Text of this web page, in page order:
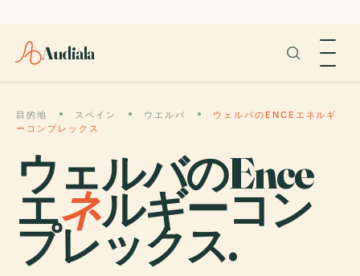
Audiala
目的地 スペイン ウエルバ
ウェルバのENCEエネルギ
ーコンプレックス
ウェルバのEnce
エネルギーコン
プレックス.